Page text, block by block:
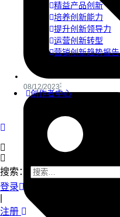
精益产品创新
培养创新能力
提升创新领导力
运营创新转型
营销创新趋势报告
创作者中心
搜索：
登录
注册
08/12/2023